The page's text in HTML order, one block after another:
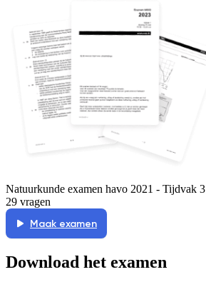
Natuurkunde examen havo 2021 - Tijdvak 3
29 vragen
Maak examen
Download het examen